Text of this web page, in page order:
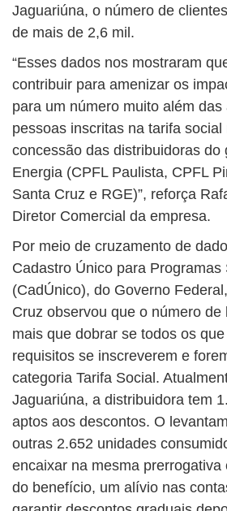
Jaguariúna, o número de
de mais de 2,6 mil.
“Esses dados nos mostraram
contribuir para amenizar os
para um número muito além das
pessoas inscritas na tarifa social
concessão das distribuidoras do
Energia (CPFL Paulista, CPFL
Santa Cruz e RGE)”, reforça
Diretor Comercial da empresa.
Por meio de cruzamento de
Cadastro Único para Programas
(CadÚnico), do Governo
Cruz observou que o número
mais que dobrar se todos os
requisitos se inscreverem e
categoria Tarifa Social.
Jaguariúna, a distribuidora tem
aptos aos descontos. O
outras 2.652 unidades
encaixar na mesma prerrogativa
do benefício, um alívio nas